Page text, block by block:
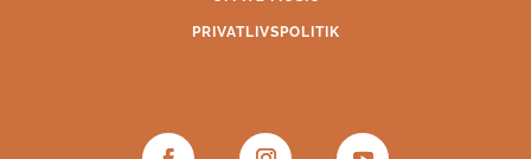
PRIVATLIVSPOLITIK